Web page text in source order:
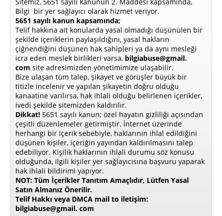
Bilgi bir yer sağlayıcı olarak hizmet veriyor.
5651 sayılı kanun kapsamında;
Telif hakkına ait konularda yasal olmadığı düşünülen bir
şekilde içeriklerin paylaşıldığını, yasal hakların
çiğnendiğini düşünen hak sahipleri ya da aynı mesleği
icra eden meslek birlikleri varsa, bilgiabuse@gmail.
com site adresimizden yönetimimize ulaşabilir.
Bize ulaşan tüm talep, şikayet ve görüşler büyük bir
titizle incelenir ve yapılan şikayetin doğru olduğu
kanaatine varılırsa, hak ihlali olduğu belirlenen içerikler,
ivedi şekilde sitemizden kaldırılır.
Dikkat! 5651 sayılı kanun; özel hayatın gizliliği açısından
çeşitli düzenlemeler getirmiştir. İnternet üzerinde
herhangi bir içerik sebebiyle, haklarının ihlal edildiğini
düşünen kişiler, içeriğin yayından kaldırılmasını talep
edebiliyor. Kişilik haklarının ihlali durumu söz konusu
olduğunda, ilgili kişiler yer sağlayıcısına başvuru yaparak
hak ihlali bildirimi yapıyor.
NOT: Tüm İçerikler Tanıtım Amaçlıdır, Lütfen Yasal
Satın Almanız Önerilir.
Telif Hakkı veya DMCA mail to iletişim:
bilgiabuse@gmail. com